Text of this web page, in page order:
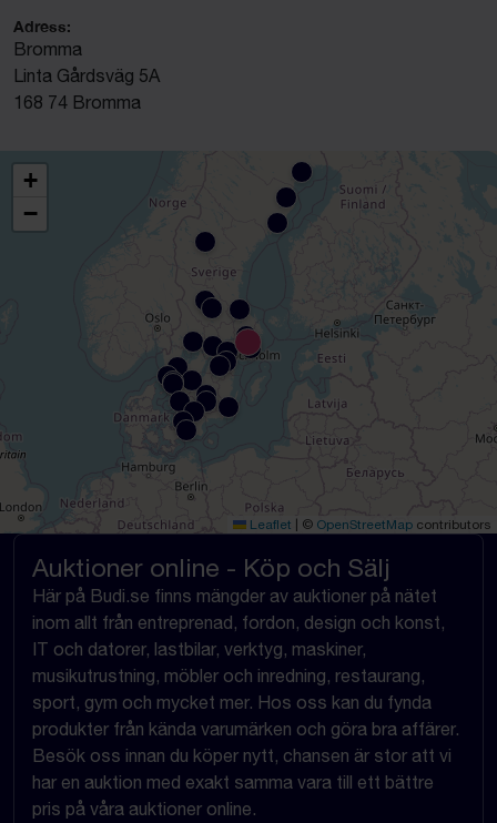
Adress:
Bromma
Linta Gårdsväg 5A
168 74 Bromma
+
−
Leaflet © OpenStreetMap contributors
Auktioner online - Köp och Sälj
Här på Budi.se finns mängder av auktioner på nätet
inom allt från entreprenad, fordon, design och konst,
IT och datorer, lastbilar, verktyg, maskiner,
musikutrustning, möbler och inredning, restaurang,
sport, gym och mycket mer. Hos oss kan du fynda
produkter från kända varumärken och göra bra affärer.
Besök oss innan du köper nytt, chansen är stor att vi
har en auktion med exakt samma vara till ett bättre
pris på våra auktioner online.